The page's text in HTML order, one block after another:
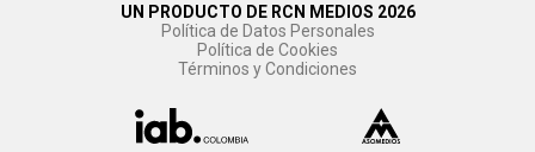
UN PRODUCTO DE RCN MEDIOS 2026
Política de Datos Personales
Política de Cookies
Términos y Condiciones